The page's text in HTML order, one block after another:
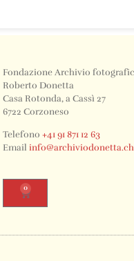
Fondazione Archivio
Roberto Donetta
Casa Rotonda, a Cassì 27
6722 Corzoneso
Telefono+41 91 871 12 63
Emailinfo@archiviodonetta.ch
0